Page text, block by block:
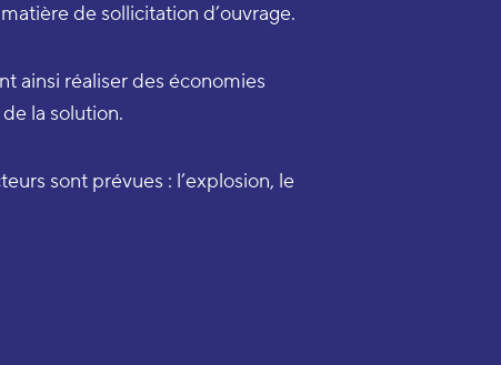
de sollicitation d’ouvrage.
ainsi réaliser des économies
la solution.
sont prévues : l’explosion, le